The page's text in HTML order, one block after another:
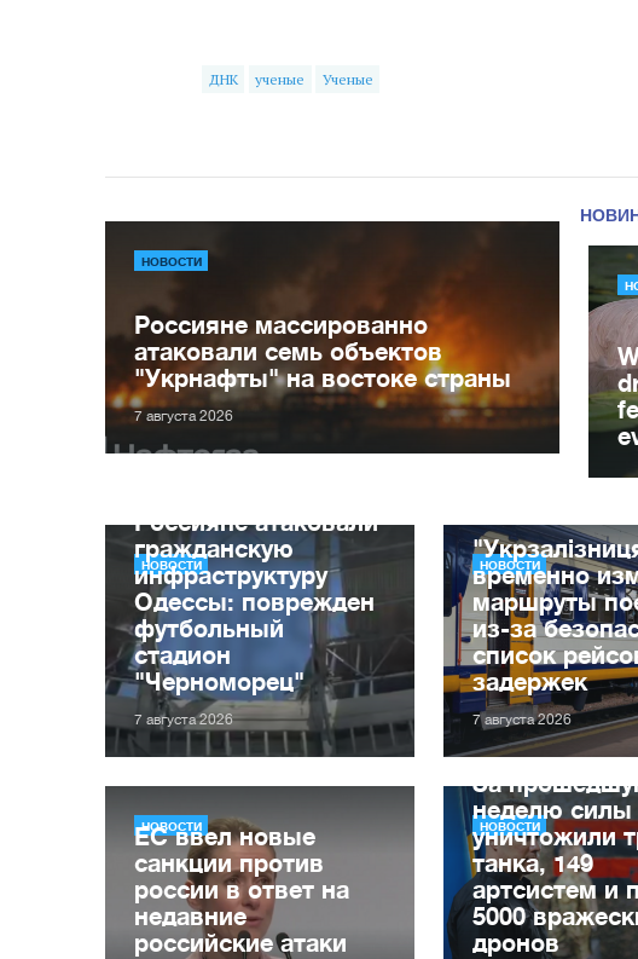
ДНК ученые Ученые
НОВОСТИ
Россияне массированно
атаковали семь объектов
"Укрнафты" на востоке страны
7 августа 2026
НОВОСТИ
Россияне атаковали
гражданскую
инфраструктуру
Одессы: поврежден
футбольный
стадион
"Черноморец"
7 августа 2026
НОВОСТИ
временно
маршруты
из-за
список
задержек
7 августа 2026
НОВОСТИ
ЕС ввел новые
санкции против
россии в ответ на
недавние
российские атаки
НОВОСТИ
За
неделю
уничтожили
танка, 149
артсистем и
5000
дронов